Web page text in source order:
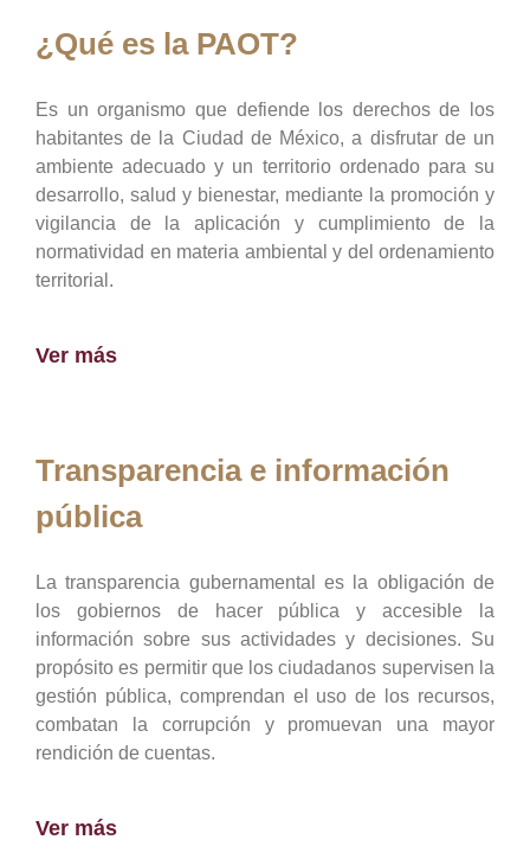
¿Qué es la PAOT?
Es un organismo que defiende los derechos de los
habitantes de la Ciudad de México, a disfrutar de un
ambiente adecuado y un territorio ordenado para su
desarrollo, salud y bienestar, mediante la promoción y
vigilancia de la aplicación y cumplimiento de la
normatividad en materia ambiental y del ordenamiento
territorial.
Ver más
Transparencia e información
pública
La transparencia gubernamental es la obligación de
los gobiernos de hacer pública y accesible la
información sobre sus actividades y decisiones. Su
propósito es permitir que los ciudadanos supervisen la
gestión pública, comprendan el uso de los recursos,
combatan la corrupción y promuevan una mayor
rendición de cuentas.
Ver más